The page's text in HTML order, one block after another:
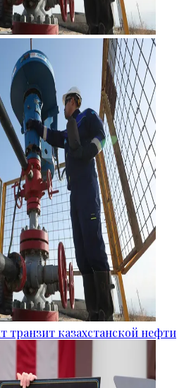
транзит казахстанской нефти